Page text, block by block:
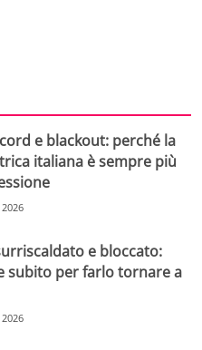
e blackout: perché la
italiana è sempre più
e bloccato:
subito per farlo tornare a